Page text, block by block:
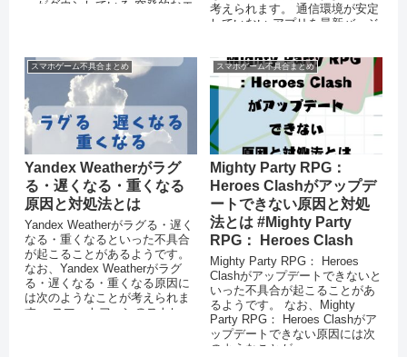
ーがダウンしている 突発的なエ
考えられます。 通信環境が安定
していない アプリを最新バージ
スマホゲーム不具合まとめ
Yandex Weatherがラグ
る・遅くなる・重くなる
原因と対処法とは
Yandex Weatherがラグる・遅く
なる・重くなるといった不具合
が起こることがあるようです。
なお、Yandex Weatherがラグ
る・遅くなる・重くなる原因に
は次のようなことが考えられま
す。 スマートフォンのストレー
スマホゲーム不具合まとめ
Mighty Party RPG：
Heroes Clashがアップデ
ートできない原因と対処
法とは #Mighty Party
RPG： Heroes Clash
Mighty Party RPG： Heroes
Clashがアップデートできないと
いった不具合が起こることがあ
るようです。 なお、Mighty
Party RPG： Heroes Clashがア
ップデートできない原因には次
のようなことが...